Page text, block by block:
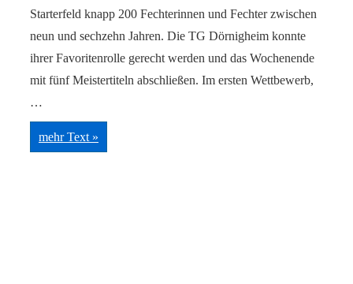
Starterfeld knapp 200 Fechterinnen und Fechter zwischen
neun und sechzehn Jahren. Die TG Dörnigheim konnte
ihrer Favoritenrolle gerecht werden und das Wochenende
mit fünf Meistertiteln abschließen. Im ersten Wettbewerb,
…
Moritz
Frohwein
mit
mehr Text »